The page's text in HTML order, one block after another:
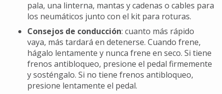
pala, una linterna, mantas y cadenas o cables para
los neumáticos junto con el kit para roturas.
Consejos de conducción: cuanto más rápido
vaya, más tardará en detenerse. Cuando frene,
hágalo lentamente y nunca frene en seco. Si tiene
frenos antibloqueo, presione el pedal firmemente
y sosténgalo. Si no tiene frenos antibloqueo,
presione lentamente el pedal.